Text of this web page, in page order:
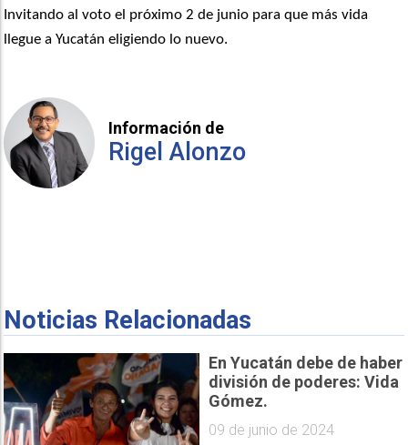
Invitando al voto el próximo 2 de junio para que más vida
llegue a Yucatán eligiendo lo nuevo.
Información de
Rigel Alonzo
Noticias Relacionadas
En Yucatán debe de haber
división de poderes: Vida
Gómez.
09 de junio de 2024